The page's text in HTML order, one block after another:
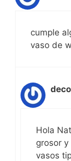
cumple
vaso de
Hola
grosor
vasos